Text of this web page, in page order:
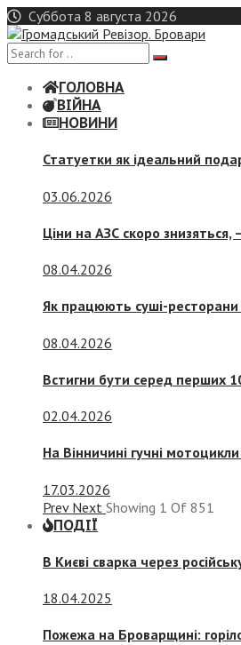
Skip
to
content
Суббота 8 августа 2026
ГОЛОВНА
ВІЙНА
НОВИНИ
Статуетки як ідеальний
03.06.2026
Ціни на АЗС скоро знизяться, –
08.04.2026
Як працюють суші-ресторани
08.04.2026
Встигни бути серед перших
02.04.2026
На Вінничині гучні
17.03.2026
Prev Next Showing 1 Of 851
ПОДІЇ
В Києві сварка через
18.04.2025
Пожежа на Броварщині: